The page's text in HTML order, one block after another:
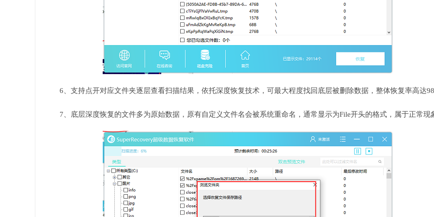
6、支持点开对应文件夹逐层查看扫描结果，依托深度恢复技术，可最大程度找回底层被删除数据，整体恢复率高达
7、底层深度恢复的文件多为原始数据，原有自定义文件名会被系统重命名，通常显示为File开头的格式，属于正常现